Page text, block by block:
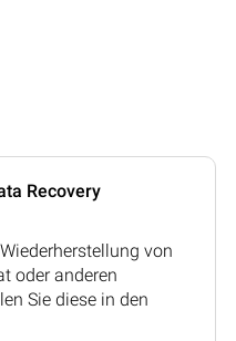
Recovery
von
oder anderen
Sie diese in den